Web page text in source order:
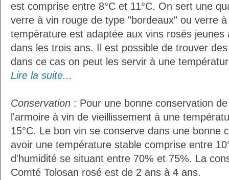
est comprise entre 8°C et 11°C. On sert une
verre à vin rouge de type "bordeaux" ou verre
température est adaptée aux vins rosés jeunes
dans les trois ans. Il est possible de trouver
dans ce cas on peut les servir à une
Lire la suite...
Conservation : Pour une bonne conservation
l'armoire à vin de vieillissement à une
15°C. Le bon vin se conserve dans une bonne
avoir une température stable comprise entre
d'humidité se situant entre 70% et 75%. La
Comté Tolosan rosé est de 2 ans à 4 ans.